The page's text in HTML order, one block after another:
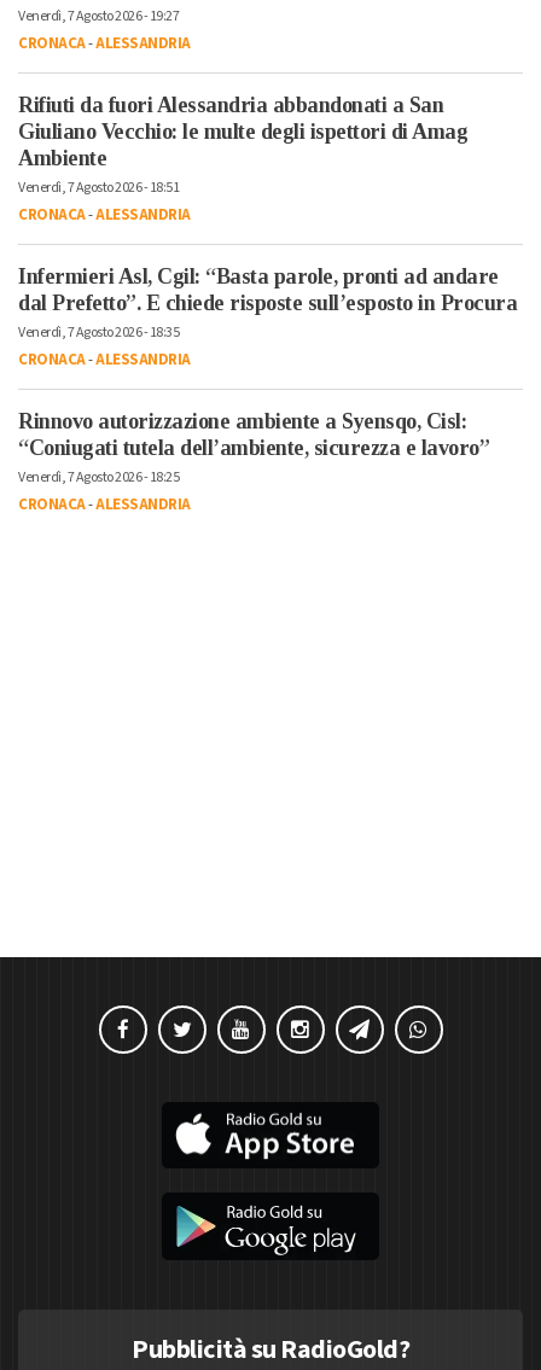
Venerdì, 7 Agosto 2026 - 19:27
CRONACA-ALESSANDRIA
Rifiuti da fuori Alessandria abbandonati a San
Giuliano Vecchio: le multe degli ispettori di Amag
Ambiente
Venerdì, 7 Agosto 2026 - 18:51
CRONACA-ALESSANDRIA
Infermieri Asl, Cgil: “Basta parole, pronti ad andare
dal Prefetto”. E chiede risposte sull’esposto in Procura
Venerdì, 7 Agosto 2026 - 18:35
CRONACA-ALESSANDRIA
Rinnovo autorizzazione ambiente a Syensqo, Cisl:
“Coniugati tutela dell’ambiente, sicurezza e lavoro”
Venerdì, 7 Agosto 2026 - 18:25
CRONACA-ALESSANDRIA
Pubblicità su RadioGold?